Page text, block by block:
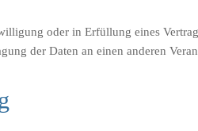
oder in Erfüllung eines
der Daten an einen anderen